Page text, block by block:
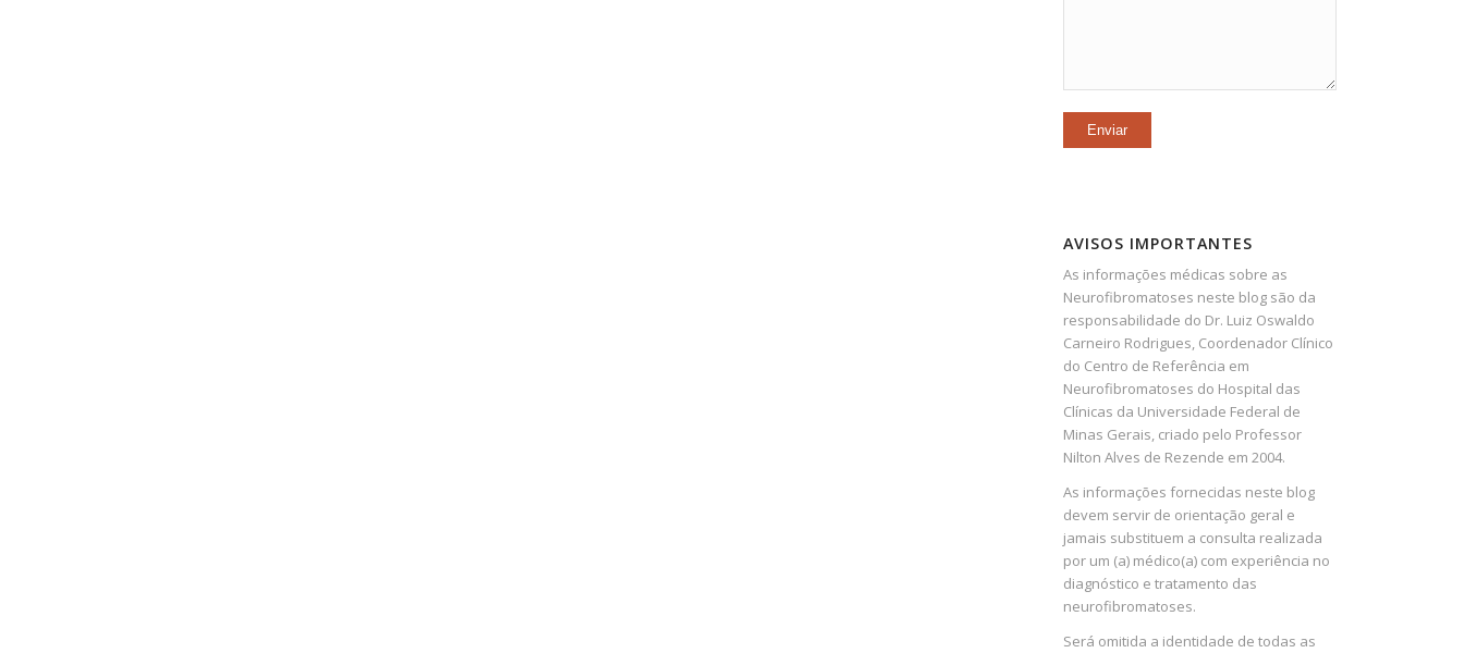
AVISOS IMPORTANTES
As informações médicas sobre as
Neurofibromatoses neste blog são da
responsabilidade do Dr. Luiz Oswaldo
Carneiro Rodrigues, Coordenador Clínico
do Centro de Referência em
Neurofibromatoses do Hospital das
Clínicas da Universidade Federal de
Minas Gerais, criado pelo Professor
Nilton Alves de Rezende em 2004.
As informações fornecidas neste blog
devem servir de orientação geral e
jamais substituem a consulta realizada
por um (a) médico(a) com experiência no
diagnóstico e tratamento das
neurofibromatoses.
Será omitida a identidade de todas as